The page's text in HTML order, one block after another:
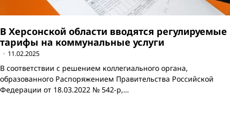
В Херсонской области вводятся регулируемые
тарифы на коммунальные услуги
11.02.2025
В соответствии с решением коллегиального органа,
образованного Распоряжением Правительства Российской
Федерации от 18.03.2022 № 542-р,…